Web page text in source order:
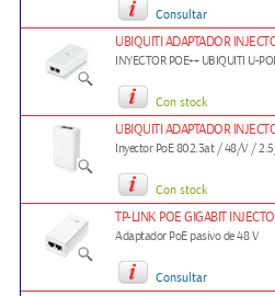
Consultar
UBIQUITI ADAPTADOR
INYECTOR POE++ UBIQUITI U-
Con stock
UBIQUITI ADAPTADOR
Inyector PoE 802.3at / 48/V /
Con stock
TP-LINK POE GIGABIT
Adaptador PoE pasivo de 48 V
Consultar